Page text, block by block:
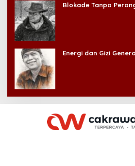
Blokade Tanpa
Energi dan Gizi